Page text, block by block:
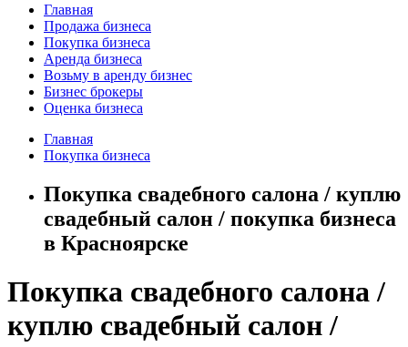
Главная
Продажа бизнеса
Покупка бизнеса
Аренда бизнеса
Возьму в аренду бизнес
Бизнес брокеры
Оценка бизнеса
Главная
Покупка бизнеса
Покупка свадебного салона / куплю
свадебный салон / покупка бизнеса
в Красноярске
Покупка свадебного салона /
куплю свадебный салон /